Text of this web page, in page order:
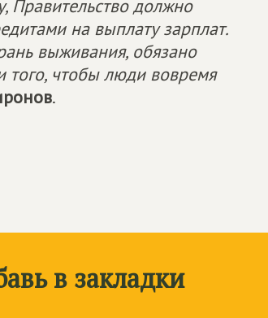
Правительство должно
на выплату зарплат.
выживания, обязано
того, чтобы люди вовремя
.
в закладки